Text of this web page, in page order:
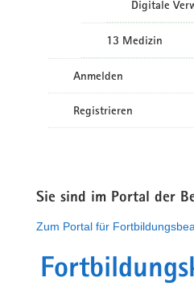
Digitale
13 Medizin
Anmelden
Registrieren
Sie sind im Portal der
Zum Portal für